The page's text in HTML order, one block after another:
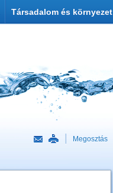
Társadalom és környezet
Megosztás